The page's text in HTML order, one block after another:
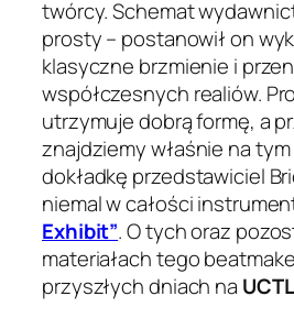
twórcy. Schemat
prosty – postanowił on
klasyczne brzmienie i
współczesnych realiów.
utrzymuje dobrą formę, a
znajdziemy właśnie na
dokładkę przedstawiciel
niemal w całości
Exhibit”. O tych oraz
materiałach tego
przyszłych dniach na UCTL